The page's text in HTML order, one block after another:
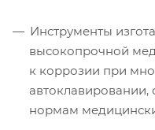
Инструменты
высокопрочной
к коррозии при
нормам